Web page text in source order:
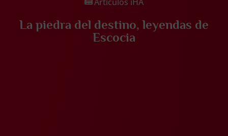
La piedra del destino, leyendas de
Escocia